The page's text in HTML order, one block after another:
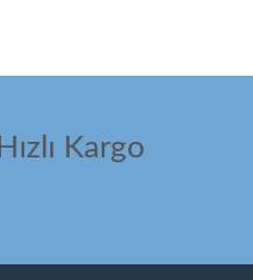
Kargo